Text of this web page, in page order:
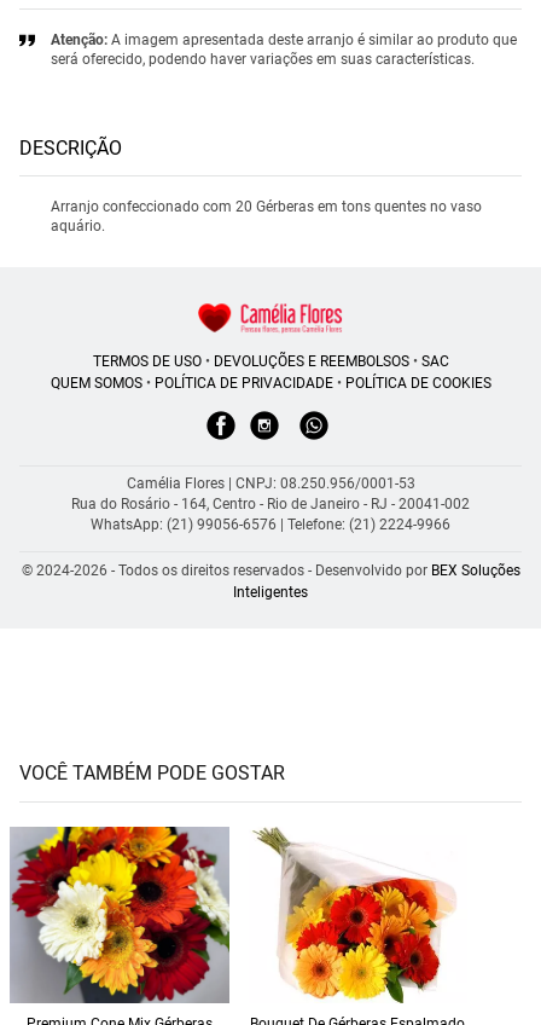
Atenção: A imagem apresentada deste arranjo é similar ao produto que
será oferecido, podendo haver variações em suas características.
DESCRIÇÃO
Arranjo confeccionado com 20 Gérberas em tons quentes no vaso
aquário.
TERMOS DE USO• DEVOLUÇÕES E REEMBOLSOS• SAC
QUEM SOMOS• POLÍTICA DE PRIVACIDADE• POLÍTICA DE COOKIES
Camélia Flores | CNPJ: 08.250.956/0001-53
Rua do Rosário - 164, Centro - Rio de Janeiro - RJ - 20041-002
WhatsApp: (21) 99056-6576 | Telefone: (21) 2224-9966
© 2024-2026 - Todos os direitos reservados - Desenvolvido por BEX Soluções
Inteligentes
VOCÊ TAMBÉM PODE GOSTAR